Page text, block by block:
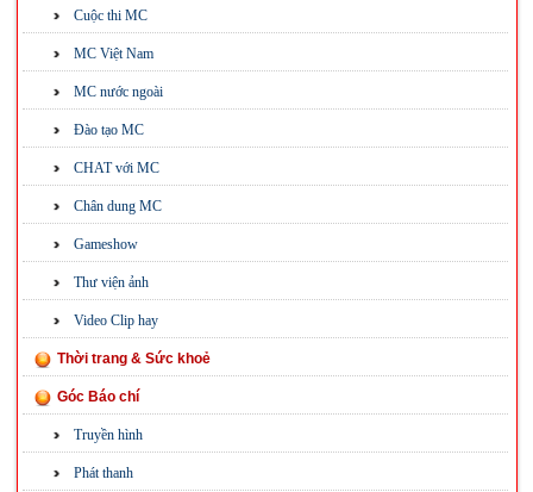
Cuộc thi MC
MC Việt Nam
MC nước ngoài
Đào tạo MC
CHAT với MC
Chân dung MC
Gameshow
Thư viện ảnh
Video Clip hay
Thời trang & Sức khoẻ
Góc Báo chí
Truyền hình
Phát thanh